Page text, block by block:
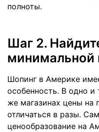
полноты.
Шаг 2.
минимальной
Шопинг в Америке
особенность. В одно
же магазинах цены на
отличаться в разы.
ценообразование на